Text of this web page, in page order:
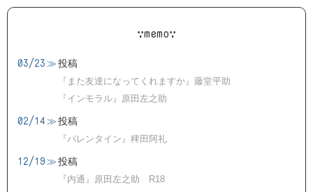
∵memo∵
03/23≫投稿
『また友達になってくれますか』藤堂平助
『インモラル』原田左之助
02/14≫投稿
『バレンタイン』稗田阿礼
12/19≫投稿
『内通』原田左之助 R18